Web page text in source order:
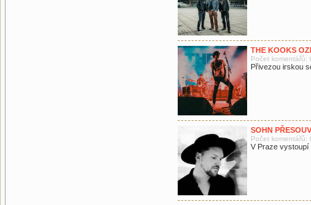
THE KOOKS
Počet komentářů:
Přivezou irskou
SOHN
Počet komentářů:
V Praze vystoupí